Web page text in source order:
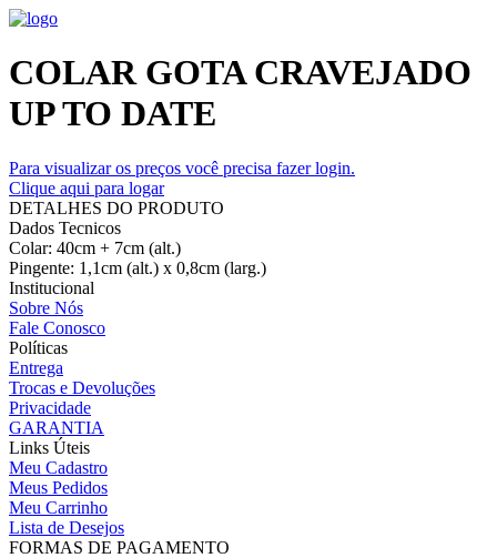
COLAR GOTA CRAVEJADO
UP TO DATE
Para visualizar os preços você precisa fazer login.
Clique aqui para logar
DETALHES DO PRODUTO
Dados Tecnicos
Colar: 40cm + 7cm (alt.)
Pingente: 1,1cm (alt.) x 0,8cm (larg.)
Institucional
Sobre Nós
Fale Conosco
Políticas
Entrega
Trocas e Devoluções
Privacidade
GARANTIA
Links Úteis
Meu Cadastro
Meus Pedidos
Meu Carrinho
Lista de Desejos
FORMAS DE PAGAMENTO